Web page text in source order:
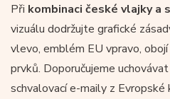
Při kombinaci české vlajky a
vizuálu dodržujte grafické
vlevo, emblém EU vpravo,
prvků. Doporučujeme
schvalovací e-maily z